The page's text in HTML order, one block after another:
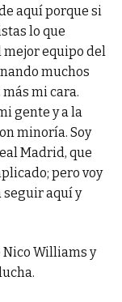
aquí porque si
lo que
mejor equipo del
muchos
mi cara.
gente y a la
minoría. Soy
Madrid, que
pero voy
seguir aquí y
Nico Williams y